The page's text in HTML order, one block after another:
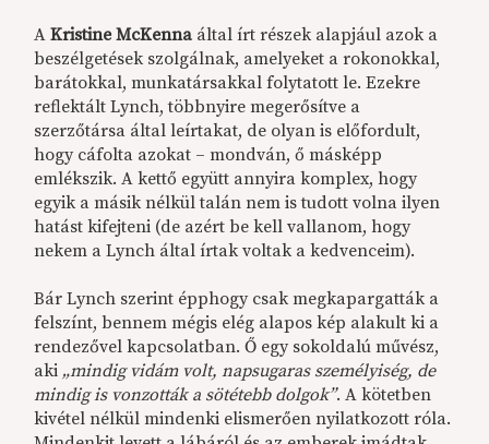
AKristine McKenna által írt részek alapjául azok a
beszélgetések szolgálnak, amelyeket a rokonokkal,
barátokkal, munkatársakkal folytatott le. Ezekre
reflektált Lynch, többnyire megerősítve a
szerzőtársa által leírtakat, de olyan is előfordult,
hogy cáfolta azokat – mondván, ő másképp
emlékszik. A kettő együtt annyira komplex, hogy
egyik a másik nélkül talán nem is tudott volna ilyen
hatást kifejteni (de azért be kell vallanom, hogy
nekem a Lynch által írtak voltak a kedvenceim).
Bár Lynch szerint épphogy csak megkapargatták a
felszínt, bennem mégis elég alapos kép alakult ki a
rendezővel kapcsolatban. Ő egy sokoldalú művész,
aki „mindig vidám volt, napsugaras személyiség, de
mindig is vonzották a sötétebb dolgok”. A kötetben
kivétel nélkül mindenki elismerően nyilatkozott róla.